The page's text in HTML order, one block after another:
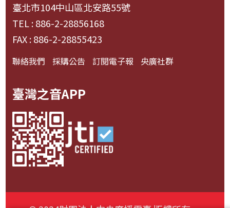
臺北市104中山區北安路55號
TEL : 886-2-28856168
FAX : 886-2-28855423
聯絡我們 採購公告 訂閱電子報 央廣社群
臺灣之音APP